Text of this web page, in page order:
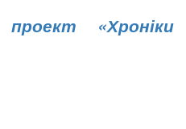
проект «Хроніки